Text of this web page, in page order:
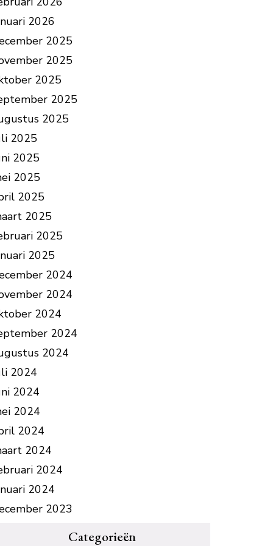
2026
2025
2025
2025
2025
2025
2025
2025
2025
2025
2025
2025
2025
2024
2024
2024
2024
2024
2024
2024
2024
2024
2024
2024
2024
2023
Categorieën